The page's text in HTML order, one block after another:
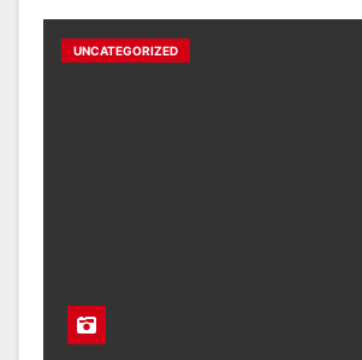
UNCATEGORIZED